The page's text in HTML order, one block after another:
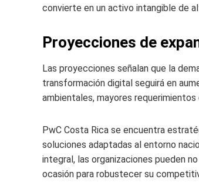
convierte en un activo intangible de
Proyecciones de
Las proyecciones señalan que la
transformación digital seguirá en
ambientales, mayores
PwC Costa Rica se encuentra
soluciones adaptadas al entorno
integral, las organizaciones pueden
ocasión para robustecer su